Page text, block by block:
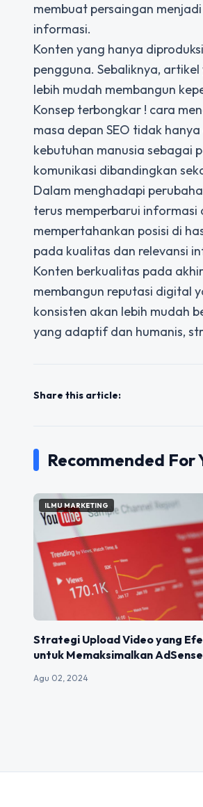
membuat persaingan
informasi.
Konten yang hanya
pengguna. Sebaliknya,
lebih mudah membangun
Konsep terbongkar ! cara
masa depan SEO tidak
kebutuhan manusia sebagai
komunikasi dibandingkan
Dalam menghadapi
terus memperbarui informasi
mempertahankan posisi di
pada kualitas dan relevansi
Konten berkualitas pada
membangun reputasi digital
konsisten akan lebih mudah
yang adaptif dan humanis,
Share this article:
Recommended For
ILMU MARKETING
Strategi Upload Video yang
untuk Memaksimalkan AdSense
Agu 02, 2024